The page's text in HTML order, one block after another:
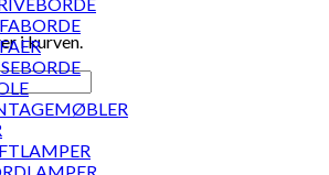
i kurven.